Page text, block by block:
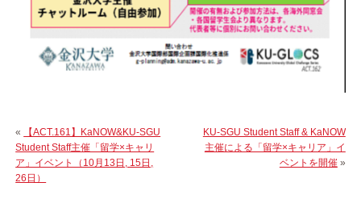
«
【ACT.161】KaNOW&KU-SGU
Student Staff主催「留学×キャリ
ア」イベント（10月13日, 15日,
26日）
KU-SGU Student Staff & KaNOW
主催による「留学×キャリア」イ
ベントを開催»